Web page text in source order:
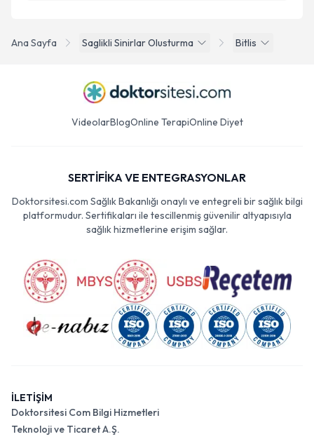
Ana Sayfa Saglikli Sinirlar Olusturma Bitlis
VideolarBlogOnline TerapiOnline Diyet
SERTİFİKA VE ENTEGRASYONLAR
Doktorsitesi.com Sağlık Bakanlığı onaylı ve entegreli bir sağlık bilgi
platformudur. Sertifikaları ile tescillenmiş güvenilir altyapısıyla
sağlık hizmetlerine erişim sağlar.
İLETİŞİM
Doktorsitesi Com Bilgi Hizmetleri
Teknoloji ve Ticaret A.Ş.